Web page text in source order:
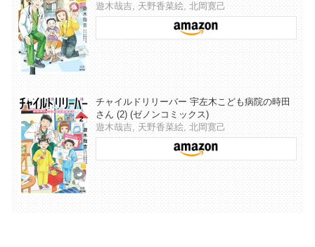
遊木哉吉, 天野香菜絵, 北岡寛己
チャイルドリリーバー 宇左木こども病院の時田
さん (2) (ゼノンコミックス)
遊木哉吉, 天野香菜絵, 北岡寛己